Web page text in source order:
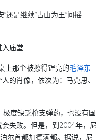
还是继续“占山为王”间摇
入庙堂
上那个被擦得锃亮的毛泽东
的肖像，依次为：马克思、
度缺乏枪支弹药，也没有国
失败。但是，到2004年，尼
尔首都加德满都。据说，尼